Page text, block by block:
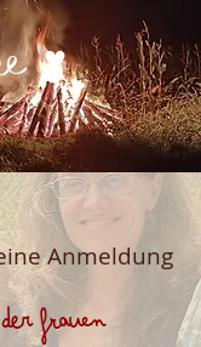
♥
Anmeldung
Frauen